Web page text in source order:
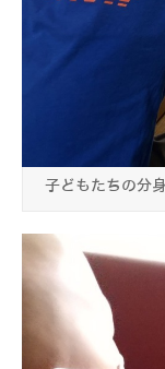
子どもたちの分